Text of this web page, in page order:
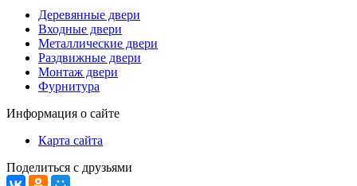
Деревянные двери
Входные двери
Металлические двери
Раздвижные двери
Монтаж двери
Фурнитура
Информация о сайте
Карта сайта
Поделиться с друзьями